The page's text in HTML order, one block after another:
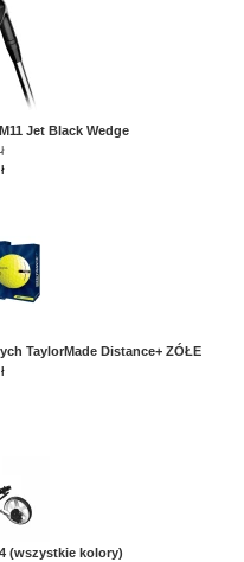
Jet Black Wedge
TaylorMade Distance+ ZÓŁE
(wszystkie kolory)